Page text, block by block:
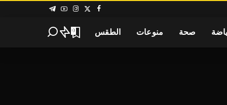
صحة منوعات الطقس 0